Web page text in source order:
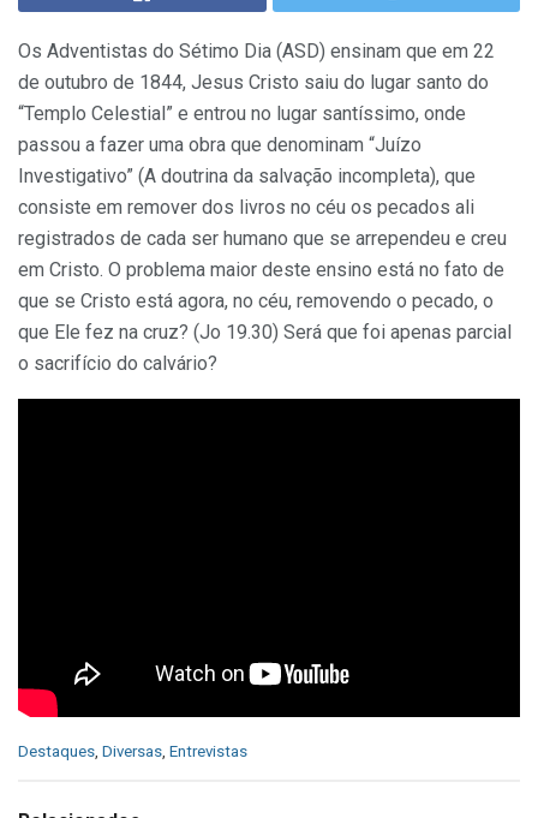
Os Adventistas do Sétimo Dia (ASD) ensinam que em 22
de outubro de 1844, Jesus Cristo saiu do lugar santo do
“Templo Celestial” e entrou no lugar santíssimo, onde
passou a fazer uma obra que denominam “Juízo
Investigativo” (A doutrina da salvação incompleta), que
consiste em remover dos livros no céu os pecados ali
registrados de cada ser humano que se arrependeu e creu
em Cristo. O problema maior deste ensino está no fato de
que se Cristo está agora, no céu, removendo o pecado, o
que Ele fez na cruz? (Jo 19.30) Será que foi apenas parcial
o sacrifício do calvário?
C
Destaques, Diversas, Entrevistas